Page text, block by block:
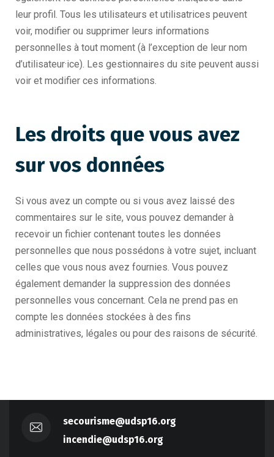
leur profil. Tous les utilisateurs et utilisatrices peuvent
voir, modifier ou supprimer leurs informations
personnelles à tout moment (à l’exception de leur nom
d’utilisateur·ice). Les gestionnaires du site peuvent aussi
voir et modifier ces informations.
Les droits que vous avez
sur vos données
Si vous avez un compte ou si vous avez laissé des
commentaires sur le site, vous pouvez demander à
recevoir un fichier contenant toutes les données
personnelles que nous possédons à votre sujet, incluant
celles que vous nous avez fournies. Vous pouvez
également demander la suppression des données
personnelles vous concernant. Cela ne prend pas en
compte les données stockées à des fins
administratives, légales ou pour des raisons de sécurité.
secourisme@udsp16.org
incendie@udsp16.org